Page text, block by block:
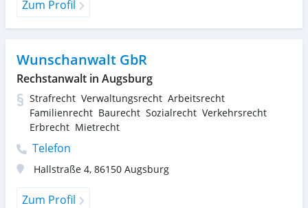
Zum Profil
Wunschanwalt GbR
Rechstanwalt in Augsburg
Strafrecht Verwaltungsrecht Arbeitsrecht
Familienrecht Baurecht Sozialrecht Verkehrsrecht
Erbrecht Mietrecht
Telefon
Hallstraße 4, 86150 Augsburg
Zum Profil